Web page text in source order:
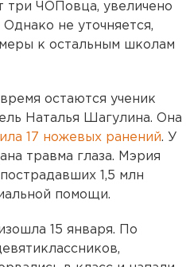
три ЧОПовца, увеличено
не уточняется,
к остальным школам
остаются ученик
Наталья Шагулина. Она
17 ножевых ранений. У
травма глаза. Мэрия
1,5 млн
помощи.
15 января. По